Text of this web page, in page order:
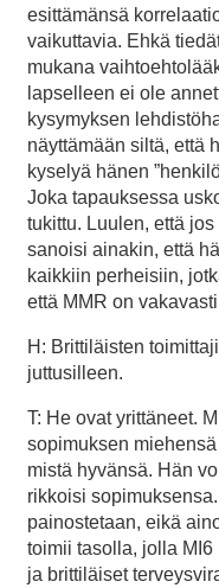
esittämänsä
vaikuttavia. Ehkä
mukana
lapselleen ei ole
kysymyksen
näyttämään siltä, että
kyselyä hänen
Joka tapauksessa
tukittu. Luulen, että
sanoisi ainakin, että
kaikkiin perheisiin,
että MMR on
H: Brittiläisten
juttusilleen.
T: He ovat yrittäneet.
sopimuksen
mistä hyvänsä. Hän
rikkoisi
painostetaan, eikä
toimii tasolla, jolla
ja brittiläiset